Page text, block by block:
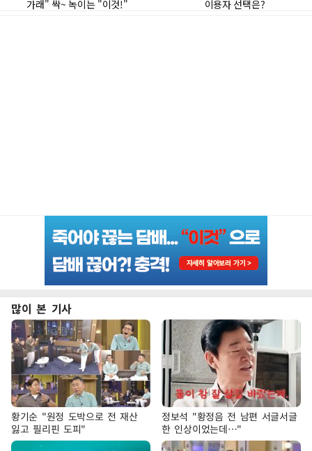
많이 본 기사
황기순 "원정 도박으로 전 재산
잃고 필리핀 도피"
정보석 "황정음 전 남편 서글서글
한 인상이었는데…"